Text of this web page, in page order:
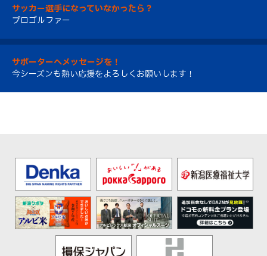
サッカー選手になっていなかったら？
プロゴルファー
サポーターへメッセージを！
今シーズンも熱い応援をよろしくお願いします！